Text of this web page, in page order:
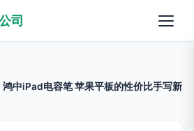
司
鸿中iPad电容笔 苹果平板的性价比手写新